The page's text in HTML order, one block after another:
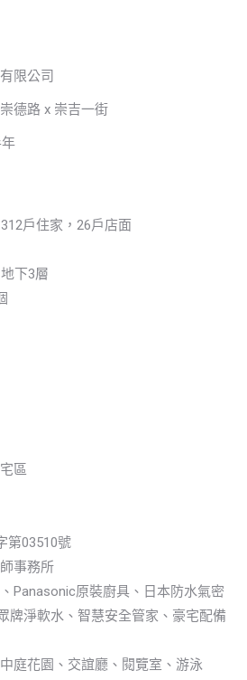
限公司
德路 x 崇吉一街
戶住家，26戶店面
下3層
區
第03510號
事務所
Panasonic原裝廚具、日本防水氣密
牌淨軟水、智慧安全管家、豪宅配備
庭花園、交誼廳、閱覽室、游泳